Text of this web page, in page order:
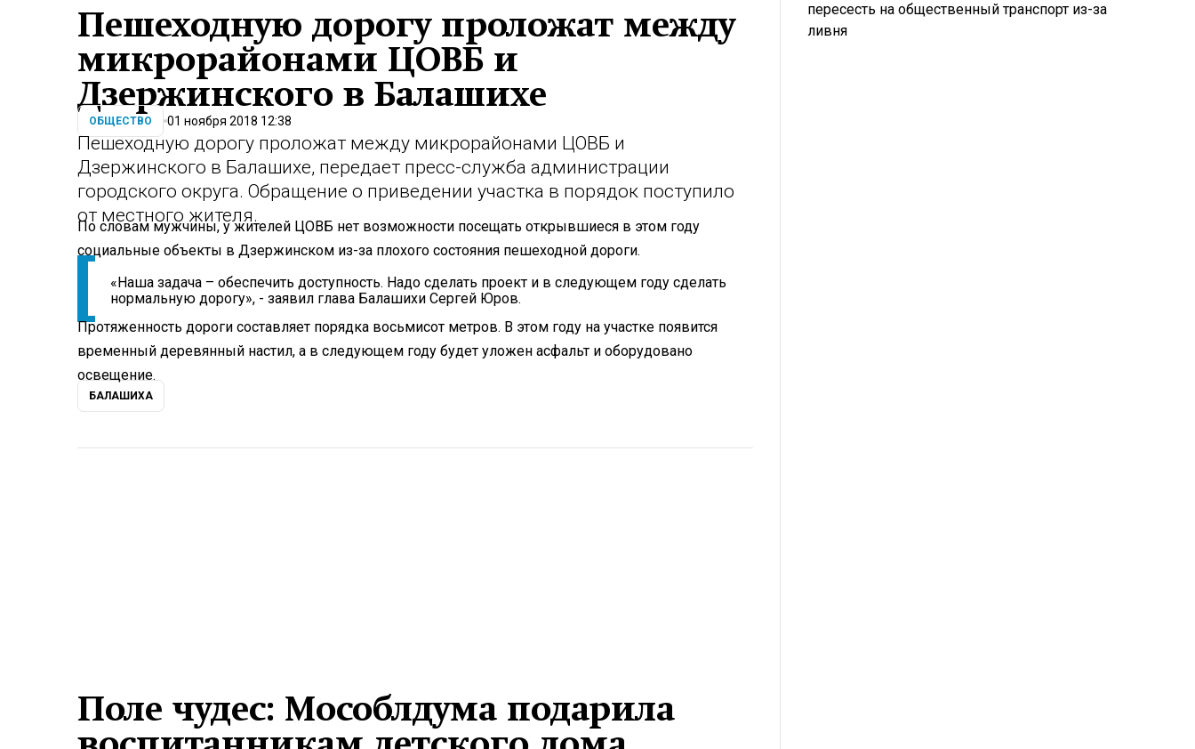
Пешеходную дорогу проложат между
микрорайонами ЦОВБ и
Дзержинского в Балашихе
ОБЩЕСТВО 01 ноября 2018 12:38
Пешеходную дорогу проложат между микрорайонами ЦОВБ и
Дзержинского в Балашихе, передает пресс-служба администрации
городского округа. Обращение о приведении участка в порядок поступило
от местного жителя.
По словам мужчины, у жителей ЦОВБ нет возможности посещать открывшиеся в этом году
социальные объекты в Дзержинском из-за плохого состояния пешеходной дороги.
«Наша задача – обеспечить доступность. Надо сделать проект и в следующем году сделать
нормальную дорогу», - заявил глава Балашихи Сергей Юров.
Протяженность дороги составляет порядка восьмисот метров. В этом году на участке появится
временный деревянный настил, а в следующем году будет уложен асфальт и оборудовано
освещение.
БАЛАШИХА
Поле чудес: Мособлдума подарила
пересесть на общественный транспорт из-за
ливня